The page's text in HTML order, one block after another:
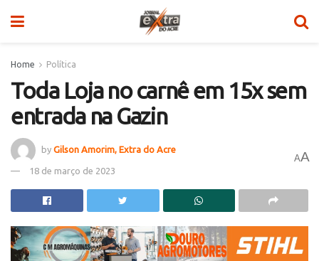
Home Política
Toda Loja no carnê em 15x sem
entrada na Gazin
by Gilson Amorim, Extra do Acre
18 de março de 2023
AA